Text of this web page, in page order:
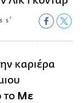
s’
καριέρα
το Με